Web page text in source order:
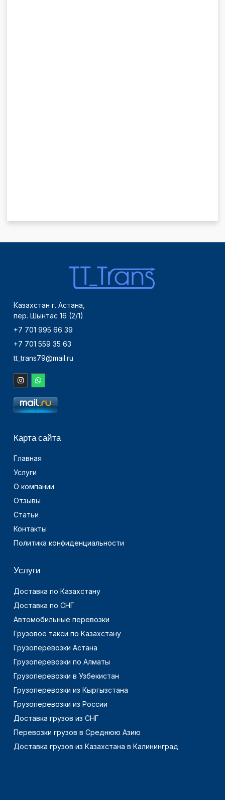
Казахстан г. Астана,
пер. Шынтас 16 (2/1)
+7 701 995 66 39
+7 701 559 35 63
tt_trans79@mail.ru
Карта сайта
Главная
Услуги
О компании
Отзывы
Статьи
Контакты
Политика конфиденциальности
Услуги
Доставка по Казахстану
Доставка по СНГ
Автомобильные перевозки
Грузовое такси по Казахстану
Грузоперевозки Астана
Грузоперевозки по Алматы
Грузоперевозки в Узбекистан
Грузоперевозки из Кыргызстана
Грузоперевозки из России
Доставка грузов из СНГ
Перевозки грузов в Среднюю Азию
Доставка грузов из Казахстана в Калининград